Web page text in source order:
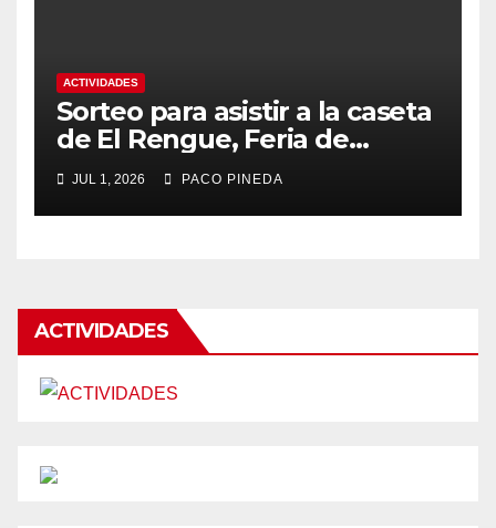
ACTIVIDADES
Sorteo para asistir a la caseta
de El Rengue, Feria de
Málaga 2026
JUL 1, 2026 PACO PINEDA
ACTIVIDADES